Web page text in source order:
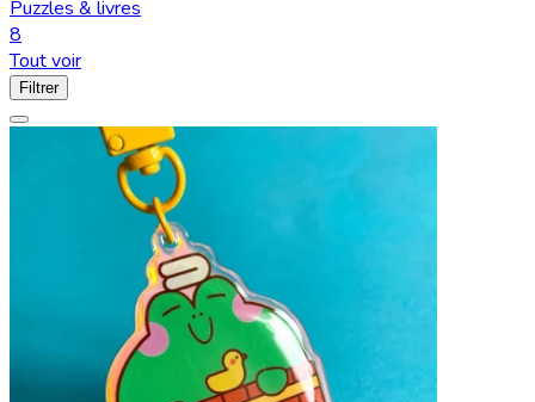
Puzzles & livres
8
Tout voir
Filtrer